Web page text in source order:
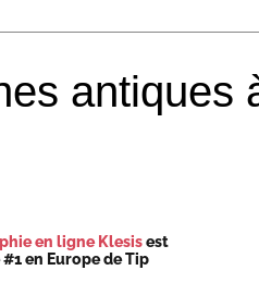
antiques
en ligne Klesisest
en Europe de Tip